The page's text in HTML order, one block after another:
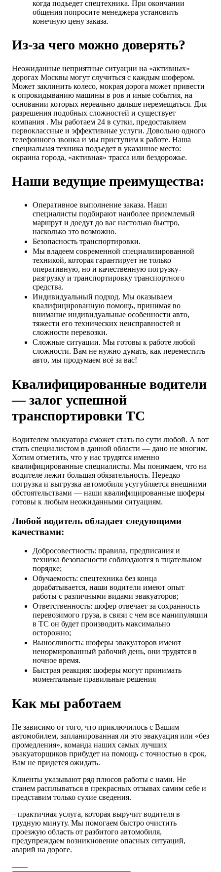
когда подъедет спецтехника. При окончании
общения попросите менеджера установить
конечную цену заказа.
Из-за чего можно доверять?
Неожиданные неприятные ситуации на «активных»
дорогах Москвы могут случиться с каждым шофером.
Может заклинить колесо, мокрая дорога может привести
к опрокидыванию машины в ров и иные события, на
основании которых нереально дальше перемещаться. Для
разрешения подобных сложностей и существует
компания . Мы работаем 24 в сутки, предоставляем
первоклассные и эффективные услуги. Довольно одного
телефонного звонка и мы приступим к работе. Наша
специальная техника подъедет в указанное место:
окраина города, «активная» трасса или бездорожье.
Наши ведущие преимущества:
Оперативное выполнение заказа. Наши
специалисты подбирают наиболее приемлемый
маршрут и доедут до вас настолько быстро,
насколько это возможно.
Безопасность транспортировки.
Мы владеем современной специализированной
техникой, которая гарантирует не только
оперативную, но и качественную погрузку-
разгрузку и транспортировку транспортного
средства.
Индивидуальный подход. Мы оказываем
квалифицированную помощь, принимая во
внимание индивидуальные особенности авто,
тяжести его технических неисправностей и
сложности перевозки.
Сложные ситуации. Мы готовы к работе любой
сложности. Вам не нужно думать, как переместить
авто, мы продумаем всё за вас!
Квалифицированные водители
— залог успешной
транспортировки ТС
Водителем эвакуатора сможет стать по сути любой. А вот
стать специалистом в данной области — дано не многим.
Хотим отметить, что у нас трудятся именно
квалифицированные специалисты. Мы понимаем, что на
водителе лежит большая обязательность. Нередко
погрузка и выгрузка автомобиля усугубляется внешними
обстоятельствами — наши квалифицированные шоферы
готовы к любым неожиданными ситуациям.
Любой водитель обладает следующими
качествами:
Добросовестность: правила, предписания и
техника безопасности соблюдаются в тщательном
порядке;
Обучаемость: спецтехника без конца
дорабатывается, наши водители имеют опыт
работы с различными видами эвакуаторов;
Ответственность: шофер отвечает за сохранность
перевозимого груза, в связи с чем все манипуляции
в ТС он будет производить максимально
осторожно;
Выносливость: шоферы эвакуаторов имеют
ненормированный рабочий день, они трудятся в
ночное время.
Быстрая реакция: шоферы могут принимать
моментальные правильные решения
Как мы работаем
Не зависимо от того, что приключилось с Вашим
автомобилем, запланированная ли это эвакуация или «без
промедления», команда наших самых лучших
эвакуаторщиков прибудет на помощь с точностью в срок,
Вам не придется ожидать.
Клиенты указывают ряд плюсов работы с нами. Не
станем расплываться в прекрасных отзывах самим себе и
представим только сухие сведения.
– практичная услуга, которая выручит водителя в
трудную минуту. Мы помогаем быстро очистить
проезжую область от разбитого автомобиля,
предупреждаем возникновение опасных ситуаций,
аварий на дороге.
——